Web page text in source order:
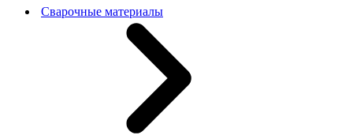
Сварочные материалы